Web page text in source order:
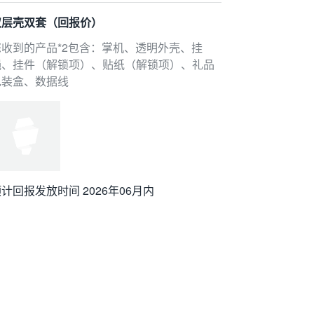
壳双套（回报价）
到的产品*2包含：掌机、透明外壳、挂
挂件（解锁项）、贴纸（解锁项）、礼品
盒、数据线
回报发放时间 2026年06月内